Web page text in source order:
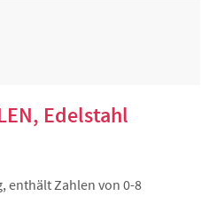
Edelstahl
enthält Zahlen von 0-8